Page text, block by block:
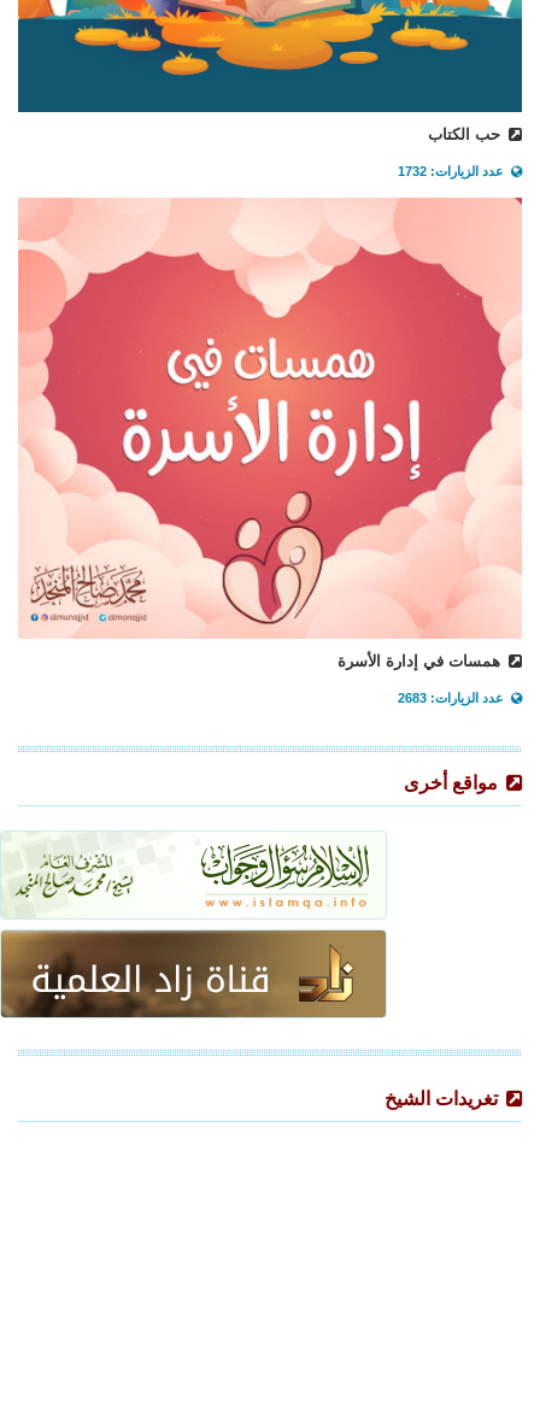
حب الكتاب
عدد الزيارات: 1732
همسات في إدارة الأسرة
عدد الزيارات: 2683
مواقع أخرى
تغريدات الشيخ